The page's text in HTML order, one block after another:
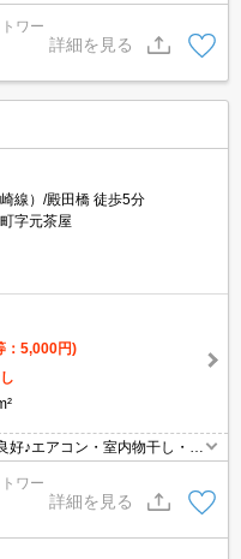
料で使える物件です★お気軽
ワー
詳細を見る
線）/殿田橋 徒歩5分
字元茶屋
：5,000円)
♪エアコン・室内物干し・照
も無料です！お気軽にお問合
ワー
詳細を見る